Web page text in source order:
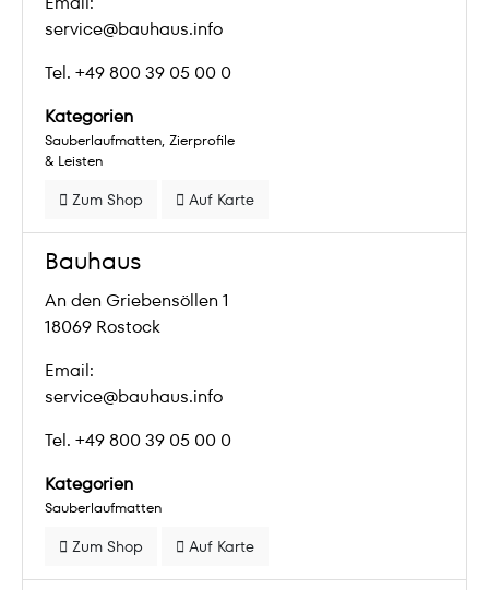
service@bauhaus.info
Tel. +49 800 39 05 00 0
Kategorien
Sauberlaufmatten Zierprofile
& Leisten
Zum Shop Auf Karte
Bauhaus
An den Griebensöllen 1
18069 Rostock
Email:
service@bauhaus.info
Tel. +49 800 39 05 00 0
Kategorien
Sauberlaufmatten
Zum Shop Auf Karte